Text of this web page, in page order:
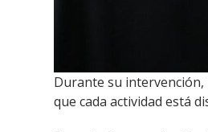
Durante su intervención,
que cada actividad está